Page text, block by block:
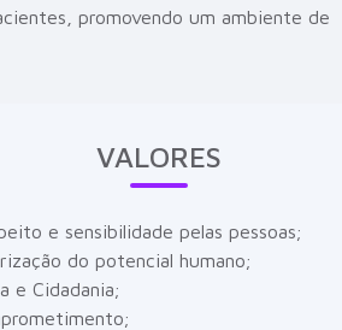
promovendo um ambiente de
VALORES
e sensibilidade pelas pessoas;
do potencial humano;
e Cidadania;